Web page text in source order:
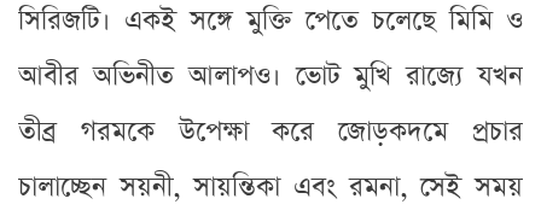
সিরিজটি। একই সঙ্গে মুক্তি পেতে চলেছে মিমি ও
আবীর অভিনীত আলাপও। ভোট মুখি রাজ্যে যখন
তীব্র গরমকে উপেক্ষা করে জোড়কদমে প্রচার
চালাচ্ছেন সয়নী, সায়ন্তিকা এবং রমনা, সেই সময়